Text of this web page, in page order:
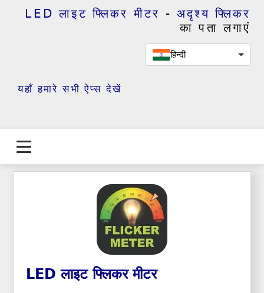
LED लाइट फ्लिकर मीटर - अदृश्य फ्लिकर
का पता लगाएं
हिन्दी
यहाँ हमारे सभी ऐप्स देखें
LED लाइट फ्लिकर मीटर